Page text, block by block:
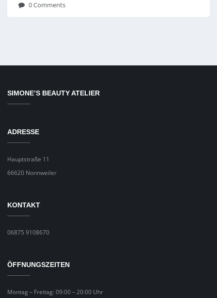
0 Comments
SIMONE’S BEAUTY ATELIER
ADRESSE
Hauptstraße 11
66620 Nonnweiler
KONTAKT
06875 9108670
ÖFFNUNGSZEITEN
Montag – Freitag: 09:00 – 20:00 Uhr